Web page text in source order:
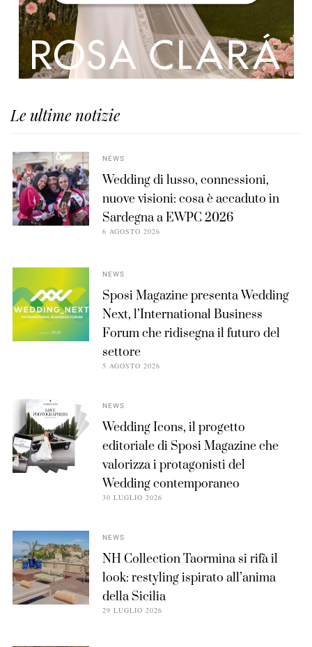
Le ultime notizie
NEWS
Wedding di lusso, connessioni,
nuove visioni: cosa è accaduto in
Sardegna a EWPC 2026
6 AGOSTO 2026
NEWS
Sposi Magazine presenta Wedding
Next, l’International Business
Forum che ridisegna il futuro del
settore
5 AGOSTO 2026
NEWS
Wedding Icons, il progetto
editoriale di Sposi Magazine che
valorizza i protagonisti del
Wedding contemporaneo
30 LUGLIO 2026
NEWS
NH Collection Taormina si rifà il
look: restyling ispirato all’anima
della Sicilia
29 LUGLIO 2026